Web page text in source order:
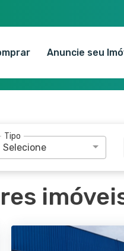
Anuncie seu
Tipo
Selecione